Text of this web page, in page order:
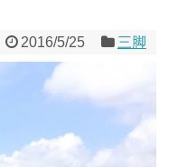
2016/5/25 三脚